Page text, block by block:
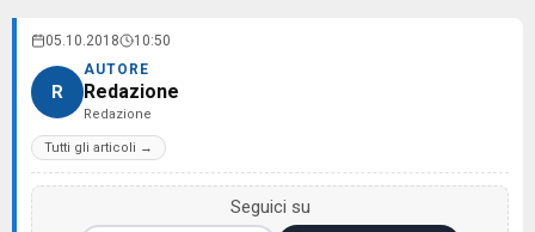
05.10.2018 10:50
R
AUTORE
Redazione
Redazione
Tutti gli articoli →
Seguici su